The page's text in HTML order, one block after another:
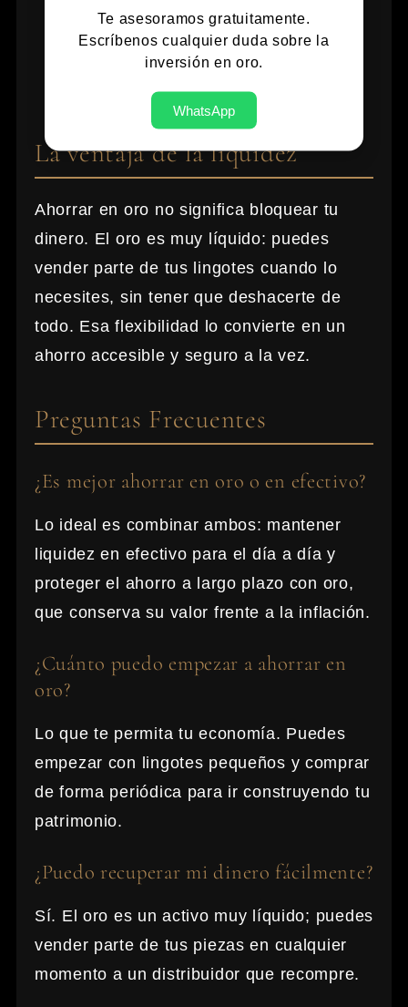
oro de inversión en España.
Conserva certificados y facturas
de cada compra.
La ventaja de la liquidez
Ahorrar en oro no significa bloquear tu
dinero. El oro es muy líquido: puedes
vender parte de tus lingotes cuando lo
necesites, sin tener que deshacerte de
todo. Esa flexibilidad lo convierte en un
ahorro accesible y seguro a la vez.
Preguntas Frecuentes
¿Es mejor ahorrar en oro o en efectivo?
Lo ideal es combinar ambos: mantener
liquidez en efectivo para el día a día y
proteger el ahorro a largo plazo con oro,
que conserva su valor frente a la inflación.
¿Cuánto puedo empezar a ahorrar en
oro?
Lo que te permita tu economía. Puedes
empezar con lingotes pequeños y comprar
de forma periódica para ir construyendo tu
patrimonio.
¿Puedo recuperar mi dinero fácilmente?
Sí. El oro es un activo muy líquido; puedes
vender parte de tus piezas en cualquier
momento a un distribuidor que recompre.
Te asesoramos gratuitamente.
Escríbenos cualquier duda sobre la
inversión en oro.
WhatsApp